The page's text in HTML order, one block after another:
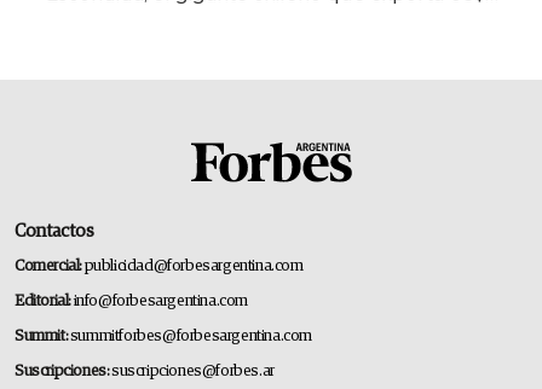
Contactos
Comercial:publicidad@forbesargentina.com
Editorial:info@forbesargentina.com
Summit:summitforbes@forbesargentina.com
Suscripciones:suscripciones@forbes.ar